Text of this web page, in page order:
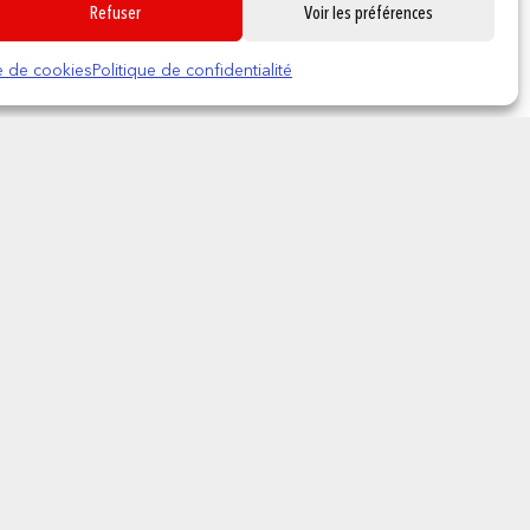
Refuser Voir les préférences
de cookies Politique de confidentialité